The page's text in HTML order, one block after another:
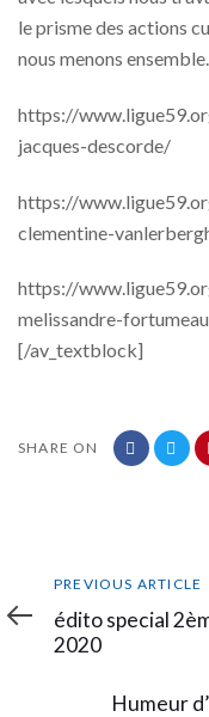
le prisme des actions
nous menons ensemble.
https://
jacques-descorde/
https://
clementine-
https://
melissandre-
[/av_textblock]
SHARE ON
Previous
Article
PREVIOUS ARTICLE
édito special
2020
Article
Humeur